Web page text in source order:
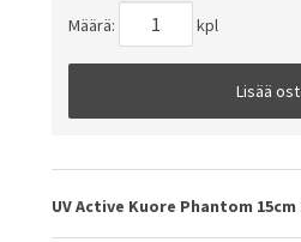
Määrä: kpl
Lisää
UV Active Kuore Phantom 15cm